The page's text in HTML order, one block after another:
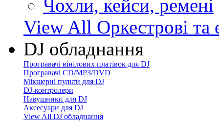
Чохли, кейси, ремені
View All Оркестрові та
DJ обладнання
Програвачі вінілових платівок для DJ
Програвачі CD/MP3/DVD
Мікшерні пульти для DJ
DJ-контролери
Навушники для DJ
Аксесуари для DJ
View All DJ обладнання